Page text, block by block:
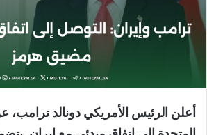
أعلن الرئيس الأمريكي دونالد ترامب،